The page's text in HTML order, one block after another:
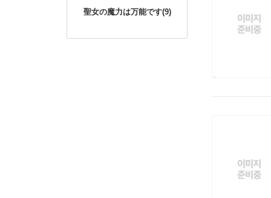
聖女の魔力は万能です(9)